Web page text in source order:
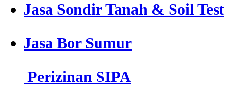
Jasa Sondir Tanah & Soil Test
Jasa Bor Sumur
Perizinan SIPA